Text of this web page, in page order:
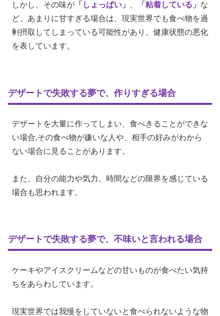
しかし、その味が 「しょっぱい」 、 「粘着している」 な
ど、あまりに甘すぎる場合は、現実世界でも食べ物を過
剰摂取してしまっている可能性があり、健康状態の悪化
を表しています。
デザートで失敗する夢で、作りすぎる場合
デザートを大量に作ってしまい、食べきることができな
い場合,その食べ物が嫌いな人や、相手の好みがわから
ない場合に見ることがあります。
また、自分の能力や気力、時間などの限界を感じている
場合も思われます。
デザートで失敗する夢で、不味いと言われる場合
ケーキやアイスクリームなどの甘いものが食べたい気持
ちをあらわしています。
現実世界では我慢をしていないと食べられないような物